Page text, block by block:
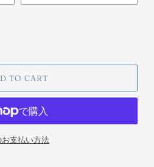
TO CART
お支払い方法